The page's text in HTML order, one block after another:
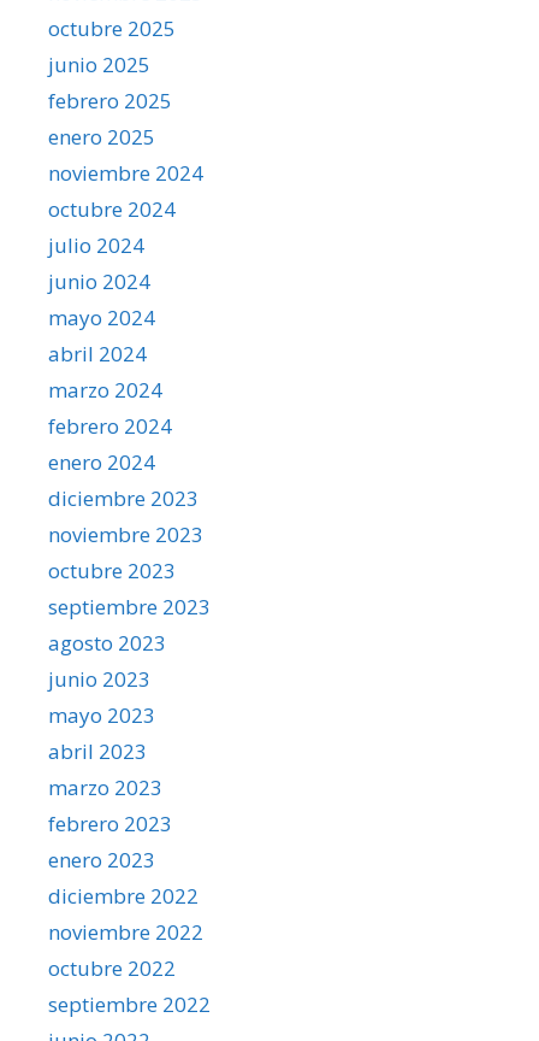
octubre 2025
junio 2025
febrero 2025
enero 2025
noviembre 2024
octubre 2024
julio 2024
junio 2024
mayo 2024
abril 2024
marzo 2024
febrero 2024
enero 2024
diciembre 2023
noviembre 2023
octubre 2023
septiembre 2023
agosto 2023
junio 2023
mayo 2023
abril 2023
marzo 2023
febrero 2023
enero 2023
diciembre 2022
noviembre 2022
octubre 2022
septiembre 2022